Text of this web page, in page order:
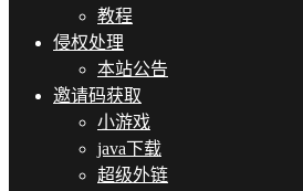
教程
侵权处理
本站公告
邀请码获取
小游戏
java下载
超级外链